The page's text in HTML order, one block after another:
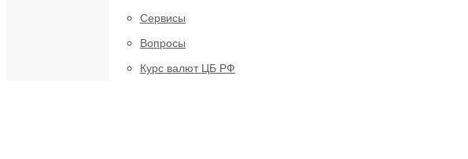
Сервисы
Вопросы
Курс валют ЦБ РФ